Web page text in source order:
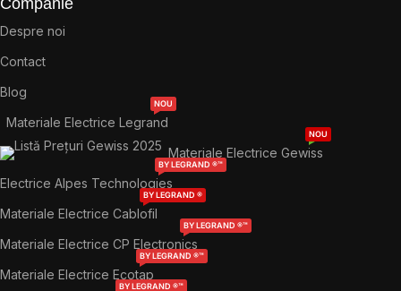
Despre noi
Contact
Blog
Materiale Electrice Legrand
NOU
Materiale Electrice Gewiss
NOU
Electrice Alpes Technologies
BY LEGRAND ®™
Materiale Electrice Cablofil
BY LEGRAND ®
Materiale Electrice CP Electronics
BY LEGRAND ®™
Materiale Electrice Ecotap
BY LEGRAND ®™
BY LEGRAND ®™